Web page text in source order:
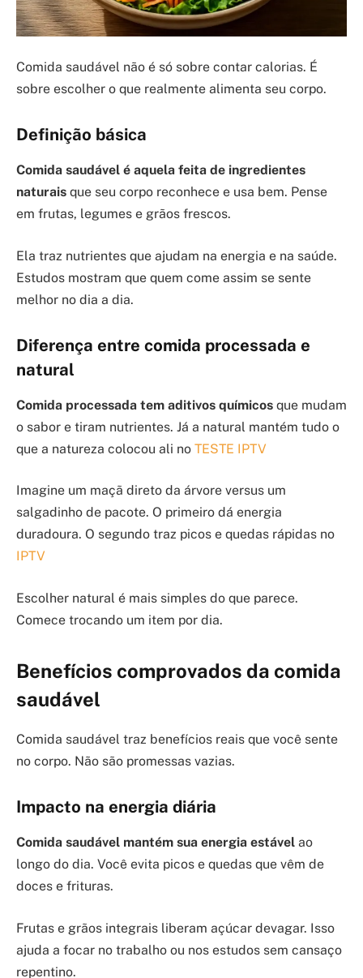
Comida saudável não é só sobre contar calorias. É
sobre escolher o que realmente alimenta seu corpo.
Definição básica
Comida saudável é aquela feita de ingredientes
naturais que seu corpo reconhece e usa bem. Pense
em frutas, legumes e grãos frescos.
Ela traz nutrientes que ajudam na energia e na saúde.
Estudos mostram que quem come assim se sente
melhor no dia a dia.
Diferença entre comida processada e
natural
Comida processada tem aditivos químicos que mudam
o sabor e tiram nutrientes. Já a natural mantém tudo o
que a natureza colocou ali no TESTE IPTV
Imagine um maçã direto da árvore versus um
salgadinho de pacote. O primeiro dá energia
duradoura. O segundo traz picos e quedas rápidas no
IPTV
Escolher natural é mais simples do que parece.
Comece trocando um item por dia.
Benefícios comprovados da comida
saudável
Comida saudável traz benefícios reais que você sente
no corpo. Não são promessas vazias.
Impacto na energia diária
Comida saudável mantém sua energia estável ao
longo do dia. Você evita picos e quedas que vêm de
doces e frituras.
Frutas e grãos integrais liberam açúcar devagar. Isso
ajuda a focar no trabalho ou nos estudos sem cansaço
repentino.